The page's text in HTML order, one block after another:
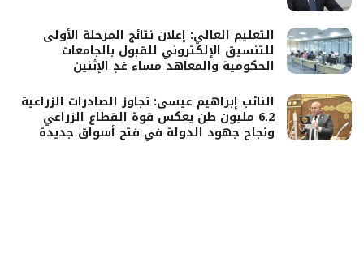
التعليم العالي: إعلان نتائج المرحلة الأولى
للتنسيق الإلكتروني للقبول بالجامعات
الحكومية والمعاهد مساء غدٍ الإثنين
النائب إبراهيم عيسى: تجاوز الصادرات الزراعية
6.2 مليون طن يعكس قوة القطاع الزراعي
ونجاح جهود الدولة في فتح أسواق جديدة